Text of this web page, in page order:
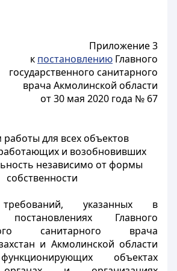
Приложение 3
к постановлению Главного
государственного санитарного
врача Акмолинской области
от 30 мая 2020 года № 67
работы для всех объектов
и возобновивших
независимо от формы
собственности
указанных в
постановлениях Главного
санитарного врача
и Акмолинской области
объектах